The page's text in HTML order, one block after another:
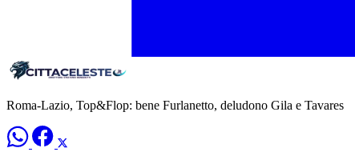
Roma-Lazio, Top&Flop: bene Furlanetto, deludono Gila e Tavares